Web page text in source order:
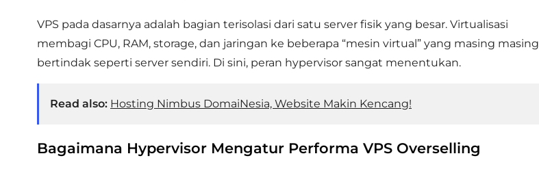
VPS pada dasarnya adalah bagian terisolasi dari satu server fisik yang besar. Virtualisasi
membagi CPU, RAM, storage, dan jaringan ke beberapa “mesin virtual” yang masing masing
bertindak seperti server sendiri. Di sini, peran hypervisor sangat menentukan.
Read also: Hosting Nimbus DomaiNesia, Website Makin Kencang!
Bagaimana Hypervisor Mengatur Performa VPS Overselling